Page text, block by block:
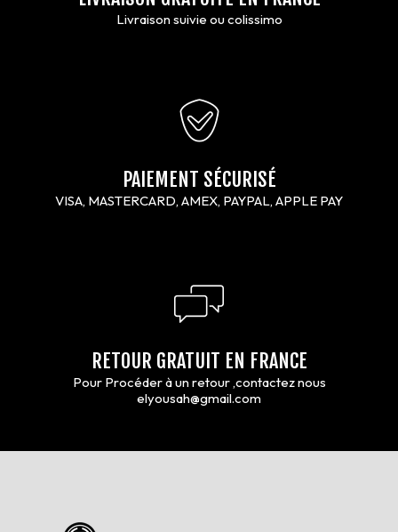
Livraison suivie ou colissimo
PAIEMENT SÉCURISÉ
VISA, MASTERCARD, AMEX, PAYPAL, APPLE PAY
RETOUR GRATUIT EN FRANCE
Pour Procéder à un retour ,contactez nous
elyousah@gmail.com